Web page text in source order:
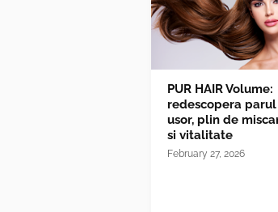
PUR HAIR Volume:
redescopera parul
usor, plin de
si vitalitate
February 27, 2026